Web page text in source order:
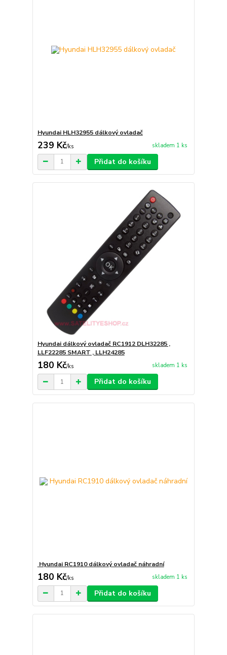
Hyundai HLH32955 dálkový ovladač
239 Kč/ks skladem 1 ks
Přidat do košíku
Hyundai dálkový ovladač RC1912 DLH32285 ,
LLF22285 SMART , LLH24285
180 Kč/ks skladem 1 ks
Přidat do košíku
Hyundai RC1910 dálkový ovladač náhradní
180 Kč/ks skladem 1 ks
Přidat do košíku